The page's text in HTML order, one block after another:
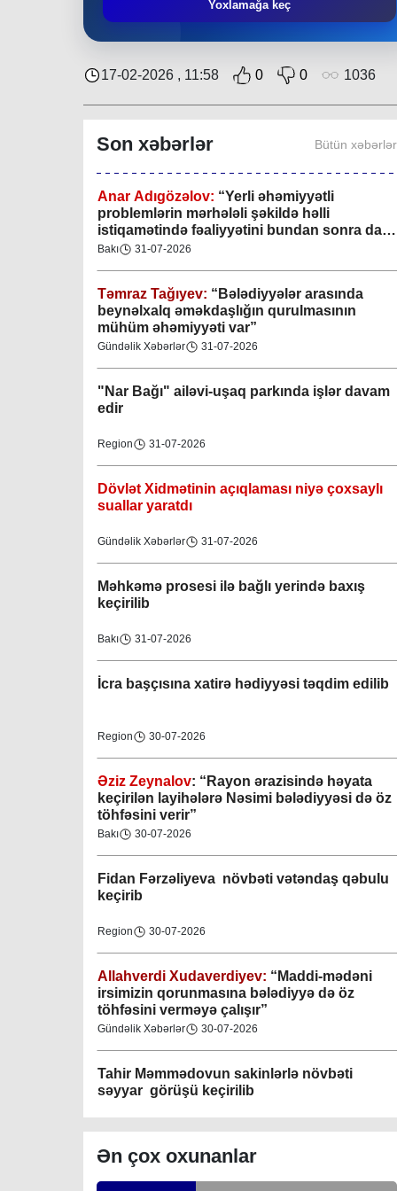
Yoxlamağa keç
17-02-2026 , 11:58 0 0 1036
Son xəbərlər Bütün xəbərlər
keçirilib
Gündəlik Xəbərlər 04-08-2026
Anar Adıgözəlov: “Yerli əhəmiyyətli
problemlərin mərhələli şəkildə həlli
istiqamətində fəaliyyətini bundan sonra da
davam etdirəcəkdir
Bakı 31-07-2026
Təmraz Tağıyev: “Bələdiyyələr arasında
beynəlxalq əməkdaşlığın qurulmasının
mühüm əhəmiyyəti var”
Gündəlik Xəbərlər 31-07-2026
"Nar Bağı" ailəvi-uşaq parkında işlər davam
edir
Region 31-07-2026
Dövlət Xidmətinin açıqlaması niyə çoxsaylı
suallar yaratdı
Gündəlik Xəbərlər 31-07-2026
Məhkəmə prosesi ilə bağlı yerində baxış
keçirilib
Bakı 31-07-2026
İcra başçısına xatirə hədiyyəsi təqdim edilib
Region 30-07-2026
Əziz Zeynalov: “Rayon ərazisində həyata
keçirilən layihələrə Nəsimi bələdiyyəsi də öz
töhfəsini verir”
Bakı 30-07-2026
Fidan Fərzəliyeva növbəti vətəndaş qəbulu
keçirib
Region 30-07-2026
Allahverdi Xudaverdiyev: “Maddi-mədəni
irsimizin qorunmasına bələdiyyə də öz
töhfəsini verməyə çalışır”
Gündəlik Xəbərlər 30-07-2026
Tahir Məmmədovun sakinlərlə növbəti
səyyar görüşü keçirilib
Elşad Vəliyev:
təmin olunması və fövqəladə hallara operativ
Ən çox oxunanlar
Gəncə şəhəri Nizami bələdiyyəsi
08-04-2023
M.Ə.Rəsuzladə bələdiyyəsi
07-04-2023
Xətai bələdiyyəsi
07-04-2023
Mingəçevir bələdiyyəsi
06-04-2023
Nəsimi bələdiyyəsi
06-04-2023
Nərimanov bələdiyyəsi
06-04-2023